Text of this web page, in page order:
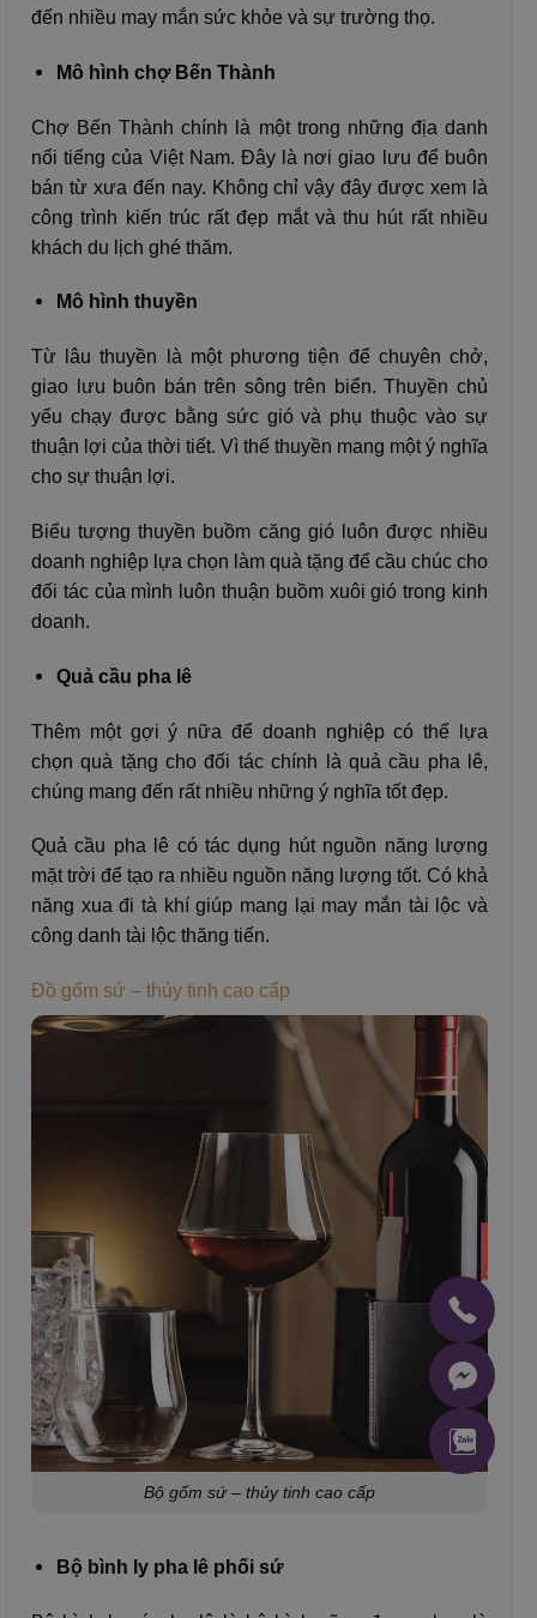
đến nhiều may mắn sức khỏe và sự trường thọ.
Mô hình chợ Bến Thành
Chợ Bến Thành chính là một trong những địa danh
nổi tiếng của Việt Nam. Đây là nơi giao lưu để buôn
bán từ xưa đến nay. Không chỉ vậy đây được xem là
công trình kiến trúc rất đẹp mắt và thu hút rất nhiều
khách du lịch ghé thăm.
Mô hình thuyền
Từ lâu thuyền là một phương tiện để chuyên chở,
giao lưu buôn bán trên sông trên biển. Thuyền chủ
yếu chạy được bằng sức gió và phụ thuộc vào sự
thuận lợi của thời tiết. Vì thế thuyền mang một ý nghĩa
cho sự thuận lợi.
Biểu tượng thuyền buồm căng gió luôn được nhiều
doanh nghiệp lựa chọn làm quà tặng để cầu chúc cho
đối tác của mình luôn thuận buồm xuôi gió trong kinh
doanh.
Quả cầu pha lê
Thêm một gợi ý nữa để doanh nghiệp có thể lựa
chọn quà tặng cho đối tác chính là quả cầu pha lê,
chúng mang đến rất nhiều những ý nghĩa tốt đẹp.
Quả cầu pha lê có tác dụng hút nguồn năng lượng
mặt trời để tạo ra nhiều nguồn năng lượng tốt. Có khả
năng xua đi tà khí giúp mang lại may mắn tài lộc và
công danh tài lộc thăng tiến.
Đồ gốm sứ – thủy tinh cao cấp
Bộ gốm sứ – thủy tinh cao cấp
Bộ bình ly pha lê phối sứ